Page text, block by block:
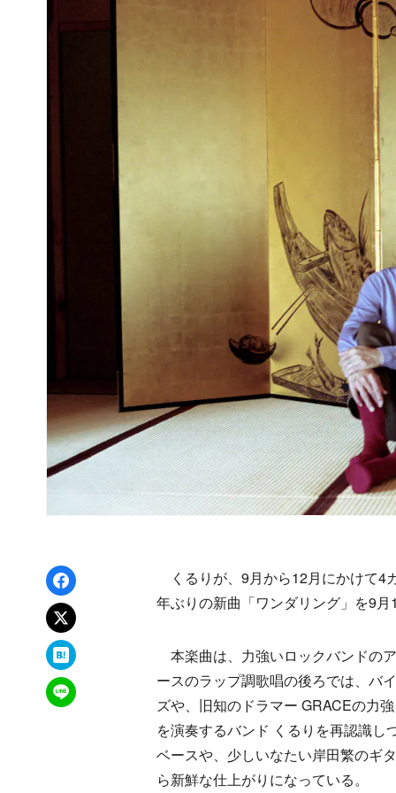
Facebookでシェア
xでポスト
はてなブックマーク
LINEで送る
くるりが、9月から12月にかけて4
年ぶりの新曲「ワンダリング」を9
本楽曲は、力強いロックバンドの
ースのラップ調歌唱の後ろでは、バ
ズや、旧知のドラマー GRACEの力
を演奏するバンド くるりを再認識
ベースや、少しいなたい岸田繁のギ
ら新鮮な仕上がりになっている。